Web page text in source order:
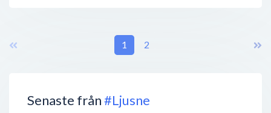
Senaste från#Ljusne
1 2